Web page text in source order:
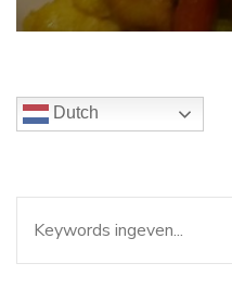
Dutch
naar: